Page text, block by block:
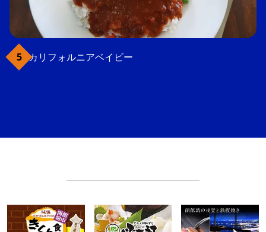
カリフォルニアベイビー